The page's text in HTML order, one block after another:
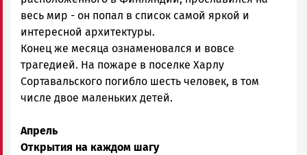
весь мир - он попал в список самой яркой и
интересной архитектуры.
Конец же месяца ознаменовался и вовсе
трагедией. На пожаре в поселке Харлу
Сортавальского погибло шесть человек, в том
числе двое маленьких детей.
Апрель
Открытия на каждом шагу